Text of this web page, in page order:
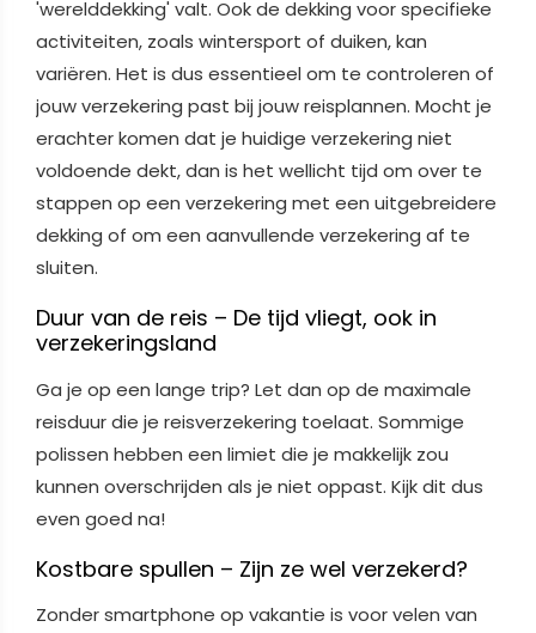
'werelddekking' valt. Ook de dekking voor specifieke
activiteiten, zoals wintersport of duiken, kan
variëren. Het is dus essentieel om te controleren of
jouw verzekering past bij jouw reisplannen. Mocht je
erachter komen dat je huidige verzekering niet
voldoende dekt, dan is het wellicht tijd om over te
stappen op een verzekering met een uitgebreidere
dekking of om een aanvullende verzekering af te
sluiten.
Duur van de reis – De tijd vliegt, ook in
verzekeringsland
Ga je op een lange trip? Let dan op de maximale
reisduur die je reisverzekering toelaat. Sommige
polissen hebben een limiet die je makkelijk zou
kunnen overschrijden als je niet oppast. Kijk dit dus
even goed na!
Kostbare spullen – Zijn ze wel verzekerd?
Zonder smartphone op vakantie is voor velen van